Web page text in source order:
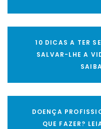
10 DICAS A TER
SALVAR-LHE A
DOENÇA
QUE FAZER?